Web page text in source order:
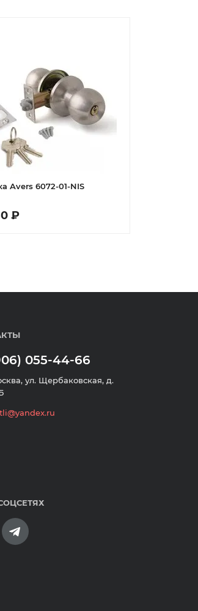
Avers 6072-01-NIS
₽
055-44-66
ул. Щербаковская, д.
картами